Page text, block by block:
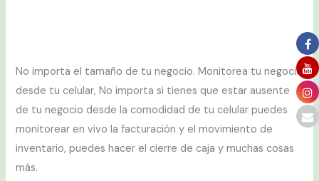
No importa el tamaño de tu negocio. Monitorea tu negocio
desde tu celular, No importa si tienes que estar ausente
de tu negocio desde la comodidad de tu celular puedes
monitorear en vivo la facturación y el movimiento de
inventario, puedes hacer el cierre de caja y muchas cosas
más.